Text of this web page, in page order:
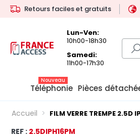
Retours faciles et gratuits
Lun-Ven:
10h00-18h30
Samedi:
11h00-17h30
Téléphonie
Nouveau
Pièces
Accueil FILM VERRE TREMPE 2.5D
REF : 2.5DIPH16PM